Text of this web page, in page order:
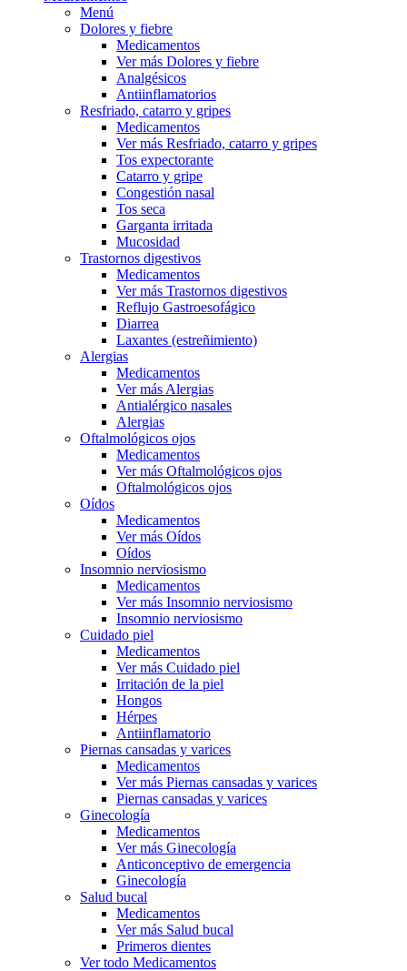
Menú
Dolores y fiebre
Medicamentos
Ver más Dolores y fiebre
Analgésicos
Antiinflamatorios
Resfriado, catarro y gripes
Medicamentos
Ver más Resfriado, catarro y gripes
Tos expectorante
Catarro y gripe
Congestión nasal
Tos seca
Garganta irritada
Mucosidad
Trastornos digestivos
Medicamentos
Ver más Trastornos digestivos
Reflujo Gastroesofágico
Diarrea
Laxantes (estreñimiento)
Alergias
Medicamentos
Ver más Alergias
Antialérgico nasales
Alergias
Oftalmológicos ojos
Medicamentos
Ver más Oftalmológicos ojos
Oftalmológicos ojos
Oídos
Medicamentos
Ver más Oídos
Oídos
Insomnio nerviosismo
Medicamentos
Ver más Insomnio nerviosismo
Insomnio nerviosismo
Cuidado piel
Medicamentos
Ver más Cuidado piel
Irritación de la piel
Hongos
Hérpes
Antiinflamatorio
Piernas cansadas y varices
Medicamentos
Ver más Piernas cansadas y varices
Piernas cansadas y varices
Ginecología
Medicamentos
Ver más Ginecología
Anticonceptivo de emergencia
Ginecología
Salud bucal
Medicamentos
Ver más Salud bucal
Primeros dientes
Ver todo Medicamentos